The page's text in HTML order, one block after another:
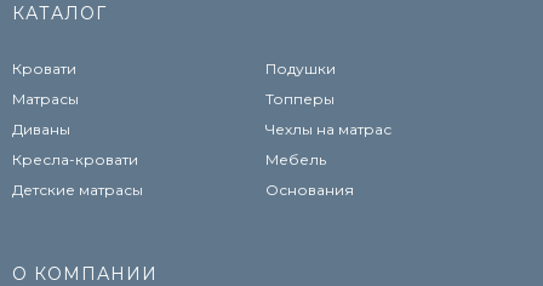
КАТАЛОГ
Кровати
Матрасы
Диваны
Кресла-кровати
Детские матрасы
Подушки
Топперы
Чехлы на матрас
Мебель
Основания
О КОМПАНИИ